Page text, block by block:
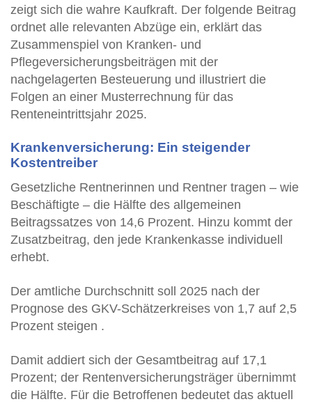
zeigt sich die wahre Kaufkraft. Der folgende Beitrag
ordnet alle relevanten Abzüge ein, erklärt das
Zusammenspiel von Kranken- und
Pflegeversicherungsbeiträgen mit der
nachgelagerten Besteuerung und illustriert die
Folgen an einer Musterrechnung für das
Renteneintrittsjahr 2025.
Krankenversicherung: Ein steigender
Kostentreiber
Gesetzliche Rentnerinnen und Rentner tragen – wie
Beschäftigte – die Hälfte des allgemeinen
Beitragssatzes von 14,6 Prozent. Hinzu kommt der
Zusatzbeitrag, den jede Krankenkasse individuell
erhebt.
Der amtliche Durchschnitt soll 2025 nach der
Prognose des GKV-Schätzerkreises von 1,7 auf 2,5
Prozent steigen .
Damit addiert sich der Gesamtbeitrag auf 17,1
Prozent; der Rentenversicherungsträger übernimmt
die Hälfte. Für die Betroffenen bedeutet das aktuell